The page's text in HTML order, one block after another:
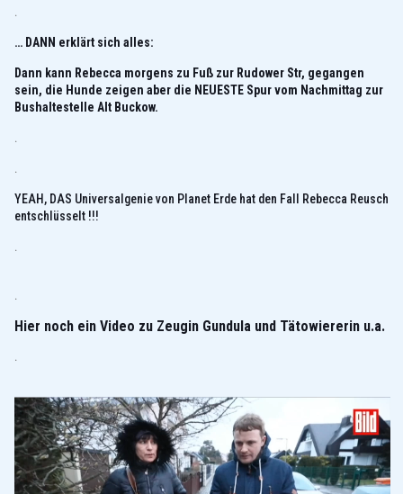
.
… DANN erklärt sich alles:
Dann kann Rebecca morgens zu Fuß zur Rudower Str, gegangen
sein, die Hunde zeigen aber die NEUESTE Spur vom Nachmittag zur
Bushaltestelle Alt Buckow.
.
.
YEAH, DAS Universalgenie von Planet Erde hat den Fall Rebecca Reusch
entschlüsselt !!!
.
.
Hier noch ein Video zu Zeugin Gundula und Tätowiererin u.a.
.